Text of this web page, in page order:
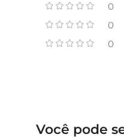
0
0
0
Você pode